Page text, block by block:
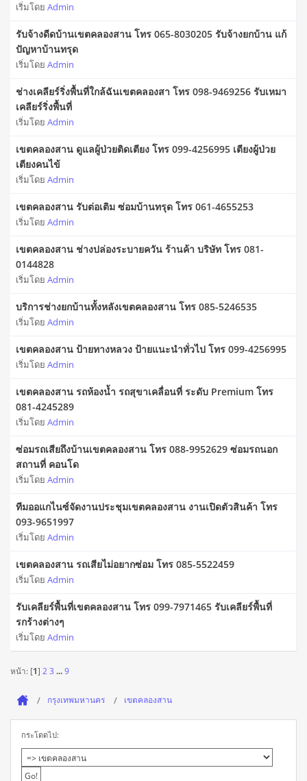
เริ่มโดย Admin
รับจ้างดีดบ้านเขตคลองสาน โทร 065-8030205 รับจ้างยกบ้าน แก้
ปัญหาบ้านทรุด
เริ่มโดย Admin
ช่างเคลียร์ริ่งพื้นที่ใกล้ฉันเขตคลองสา โทร 098-9469256 รับเหมา
เคลียร์ริ่งพื้นที่
เริ่มโดย Admin
เขตคลองสาน ดูแลผู้ป่วยติดเตียง โทร 099-4256995 เตียงผู้ป่วย
เตียงคนไข้
เริ่มโดย Admin
เขตคลองสาน รับต่อเติม ซ่อมบ้านทรุด โทร 061-4655253
เริ่มโดย Admin
เขตคลองสาน ช่างปล่องระบายควัน ร้านค้า บริษัท โทร 081-
0144828
เริ่มโดย Admin
บริการช่างยกบ้านทั้งหลังเขตคลองสาน โทร 085-5246535
เริ่มโดย Admin
เขตคลองสาน ป้ายทางหลวง ป้ายแนะนำทั่วไป โทร 099-4256995
เริ่มโดย Admin
เขตคลองสาน รถห้องน้ำ รถสุขาเคลื่อนที่ ระดับ Premium โทร
081-4245289
เริ่มโดย Admin
ซ่อมรถเสียถึงบ้านเขตคลองสาน โทร 088-9952629 ซ่อมรถนอก
สถานที่ คอนโด
เริ่มโดย Admin
ทีมออแกไนซ์จัดงานประชุมเขตคลองสาน งานเปิดตัวสินค้า โทร
093-9651997
เริ่มโดย Admin
เขตคลองสาน รถเสียไม่อยากซ่อม โทร 085-5522459
เริ่มโดย Admin
รับเคลียร์พื้นที่เขตคลองสาน โทร 099-7971465 รับเคลียร์พื้นที่
รกร้างต่างๆ
เริ่มโดย Admin
หน้า: [1] 23 ...9
กรุงเทพมหานคร เขตคลองสาน
กระโดดไป: